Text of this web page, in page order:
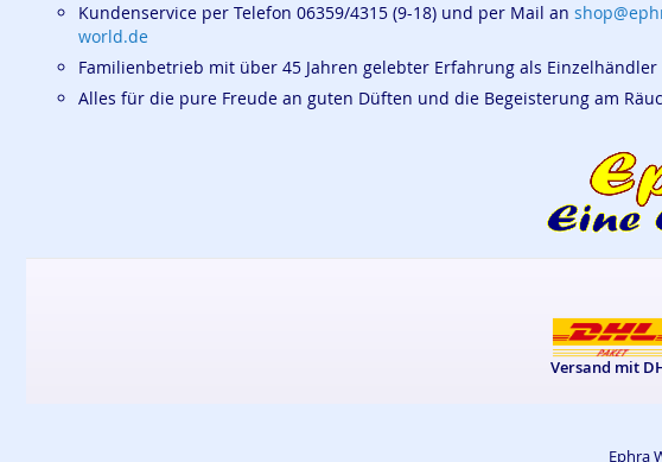
Kundenservice per Telefon 06359/4315 (9-18) und per Mail an
world.de
Familienbetrieb mit über 45 Jahren gelebter Erfahrung als Einzelhändler
Alles für die pure Freude an guten Düften und die Begeisterung am
Versand mit
Ephra